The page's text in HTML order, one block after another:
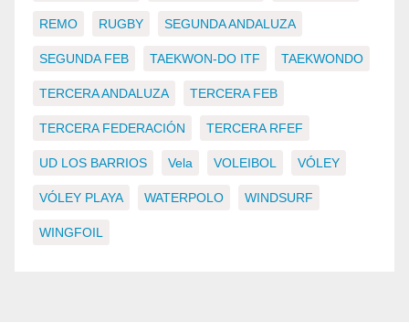
REMO RUGBY SEGUNDA ANDALUZA
SEGUNDA FEB TAEKWON-DO ITF TAEKWONDO
TERCERA ANDALUZA TERCERA FEB
TERCERA FEDERACIÓN TERCERA RFEF
UD LOS BARRIOS Vela VOLEIBOL VÓLEY
VÓLEY PLAYA WATERPOLO WINDSURF
WINGFOIL